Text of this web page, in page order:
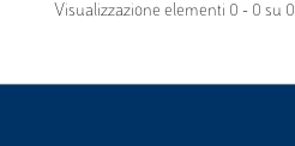
Visualizzazione elementi 0 - 0 su 0